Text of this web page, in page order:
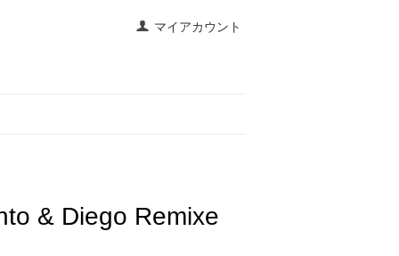
マイアカウント
& Diego Remixe